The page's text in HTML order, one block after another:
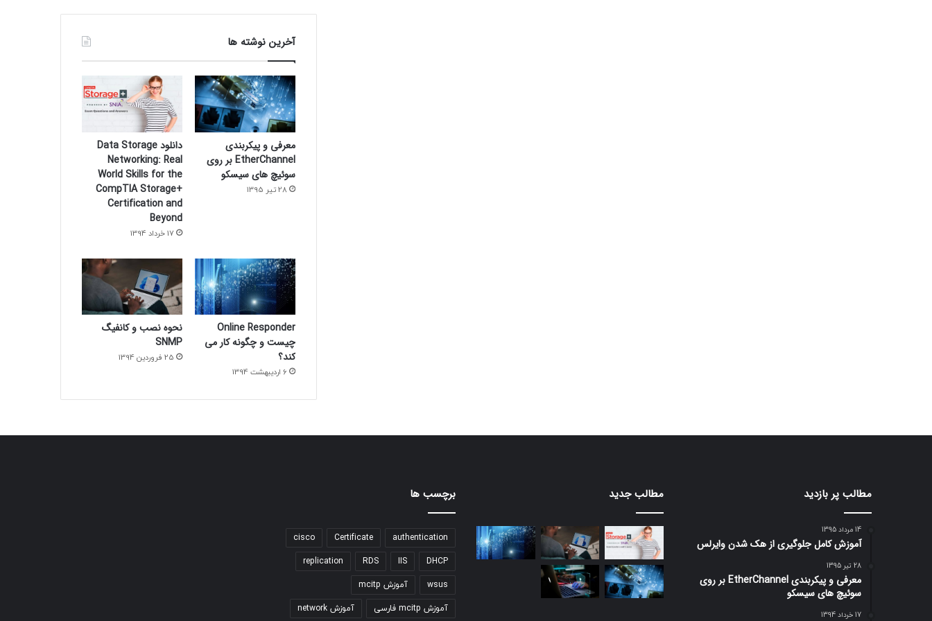
آخرین نوشته ها
معرفی و پیکربندی
EtherChannel بر روی
سوئیچ های سیسکو
28 تیر 1395
دانلود Data Storage
Networking: Real
World Skills for the
CompTIA Storage+
Certification and
Beyond
17 خرداد 1394
Online Responder
چیست و چگونه کار می
کند؟
6 اردیبهشت 1394
نحوه نصب و کانفیگ
SNMP
25 فروردین 1394
مطالب پر بازدید
14 مرداد 1395
آموزش کامل جلوگیری از هک شدن وایرلس
28 تیر 1395
معرفی و پیکربندی EtherChannel بر روی
سوئیچ های سیسکو
17 خرداد 1394
مطالب جدید برچسب ها
authentication
Certificate
cisco
DHCP
IIS
RDS
replication
wsus آموزش mcitp
آموزش mcitp فارسی آموزش network